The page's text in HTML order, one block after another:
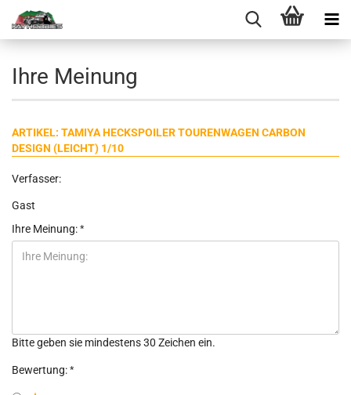
Ihre Meinung
ARTIKEL: TAMIYA HECKSPOILER TOURENWAGEN CARBON
DESIGN (LEICHT) 1/10
Verfasser:
Gast
Ihre Meinung:
Bitte geben sie mindestens 30 Zeichen ein.
Bewertung: